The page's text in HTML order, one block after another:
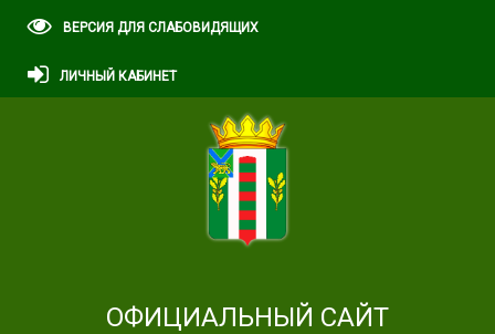
ВЕРСИЯ ДЛЯ СЛАБОВИДЯЩИХ
ЛИЧНЫЙ КАБИНЕТ
ОФИЦИАЛЬНЫЙ САЙТ